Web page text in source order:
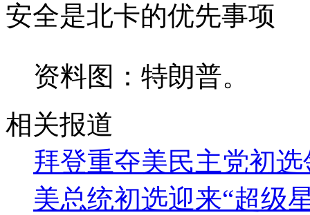
安全是北卡的优先事项
资料图：特朗普。
相关报道
拜登重夺美民主党初
美总统初选迎来“超级